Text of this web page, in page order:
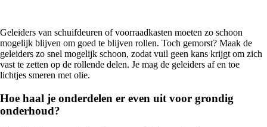
Geleiders van schuifdeuren of voorraadkasten moeten zo schoon
mogelijk blijven om goed te blijven rollen. Toch gemorst? Maak de
geleiders zo snel mogelijk schoon, zodat vuil geen kans krijgt om zich
vast te zetten op de rollende delen. Je mag de geleiders af en toe
lichtjes smeren met olie.
Hoe haal je onderdelen er even uit voor grondig
onderhoud?